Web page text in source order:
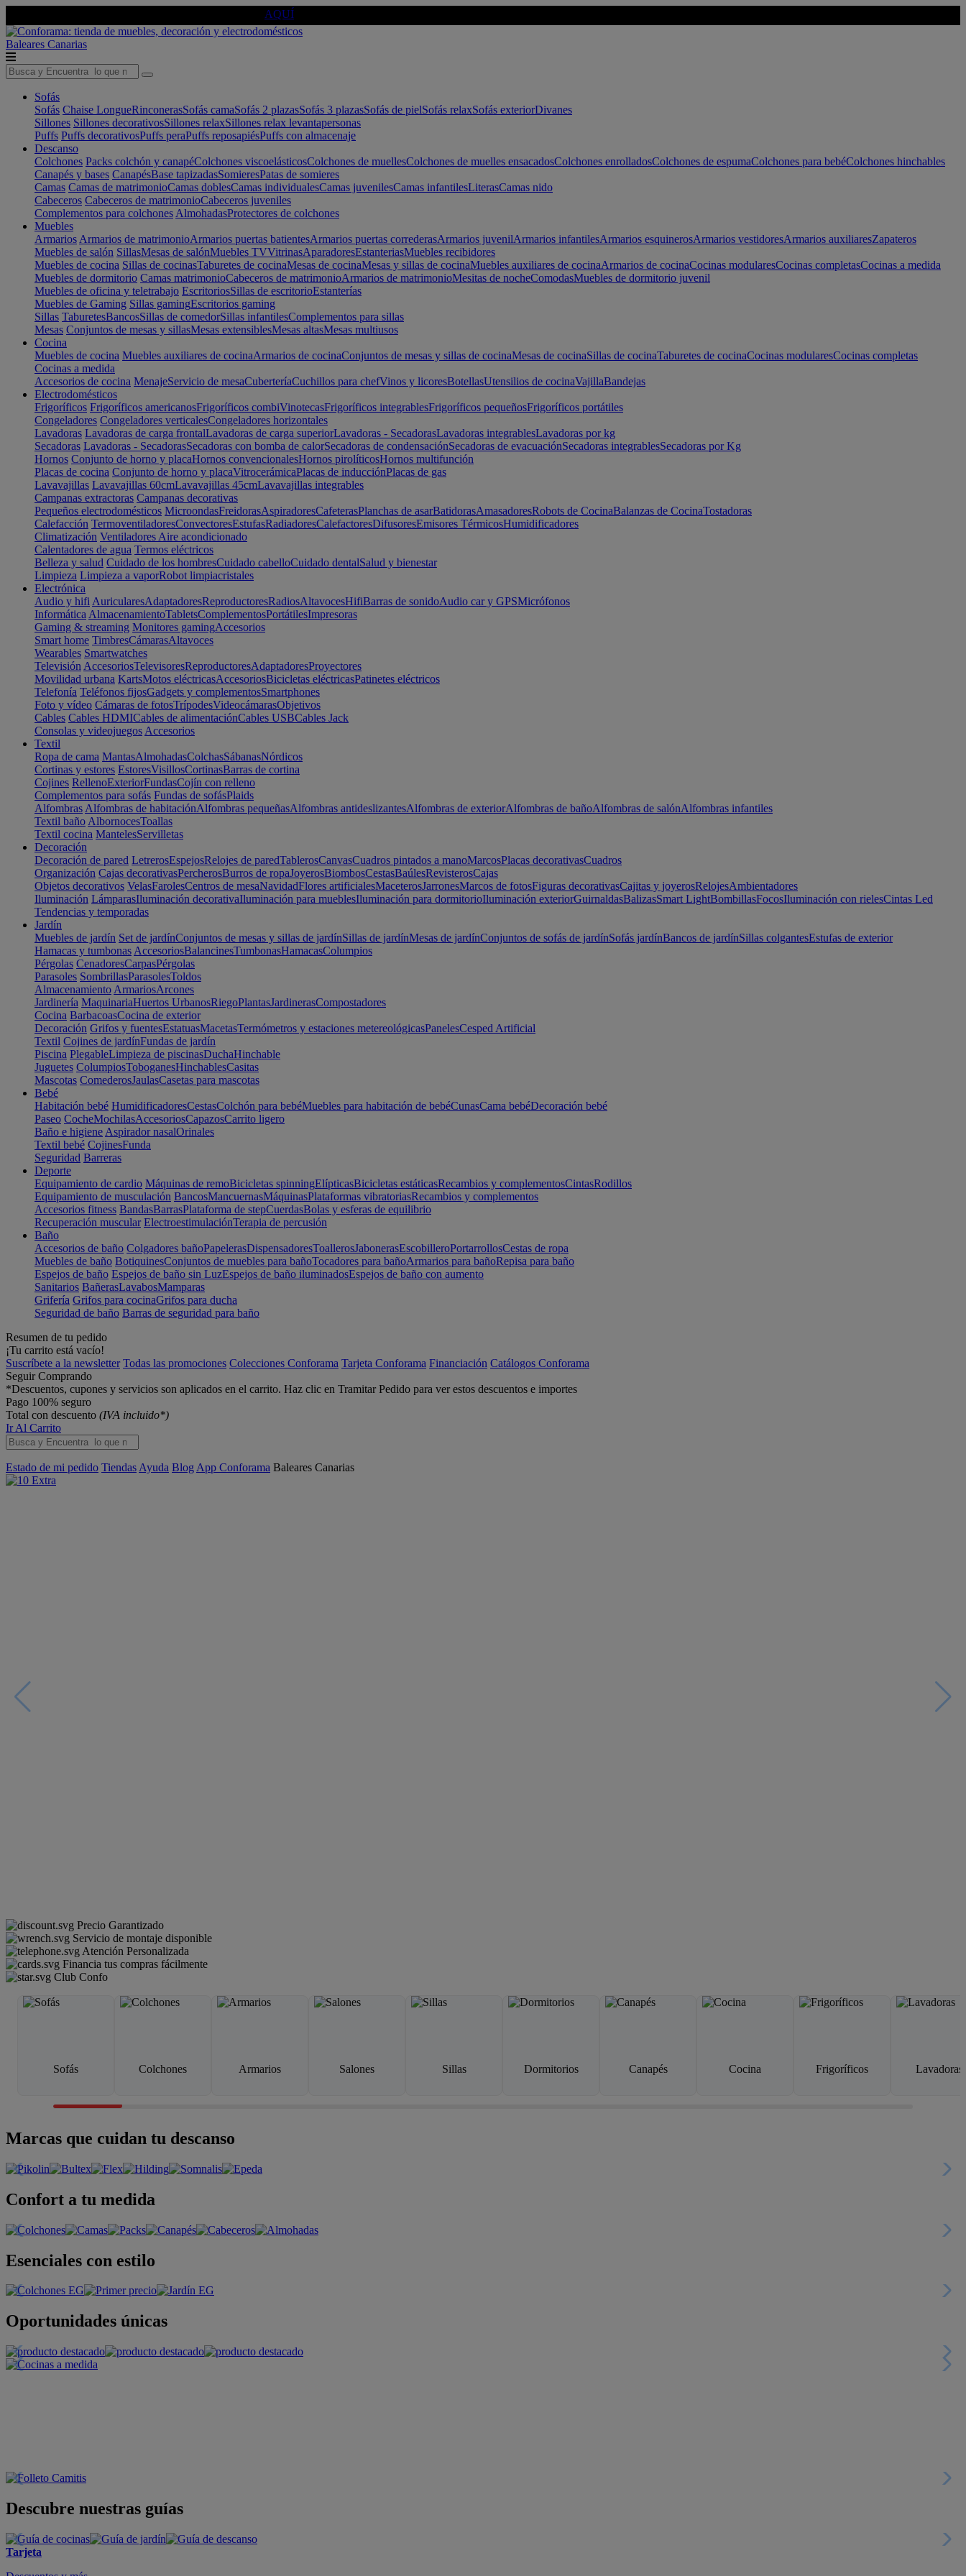
AQUÍ
Baleares Canarias
Sofás
Sofás Chaise LongueRinconerasSofás camaSofás 2 plazasSofás 3 plazasSofás de pielSofás relaxSofás exteriorDivanes
Sillones Sillones decorativosSillones relaxSillones relax levantapersonas
Puffs Puffs decorativosPuffs peraPuffs reposapiésPuffs con almacenaje
Descanso
Colchones Packs colchón y canapéColchones viscoelásticosColchones de muellesColchones de muelles ensacadosColchones enrolladosColchones de espumaColchones para bebéColchones hinchables
Canapés y bases CanapésBase tapizadasSomieresPatas de somieres
Camas Camas de matrimonioCamas doblesCamas individualesCamas juvenilesCamas infantilesLiterasCamas nido
Cabeceros Cabeceros de matrimonioCabeceros juveniles
Complementos para colchones AlmohadasProtectores de colchones
Muebles
Armarios Armarios de matrimonioArmarios puertas batientesArmarios puertas correderasArmarios juvenilArmarios infantilesArmarios esquinerosArmarios vestidoresArmarios auxiliaresZapateros
Muebles de salón SillasMesas de salónMuebles TVVitrinasAparadoresEstanteriasMuebles recibidores
Muebles de cocina Sillas de cocinasTaburetes de cocinaMesas de cocinaMesas y sillas de cocinaMuebles auxiliares de cocinaArmarios de cocinaCocinas modularesCocinas completasCocinas a medida
Muebles de dormitorio Camas matrimonioCabeceros de matrimonioArmarios de matrimonioMesitas de nocheComodasMuebles de dormitorio juvenil
Muebles de oficina y teletrabajo EscritoriosSillas de escritorioEstanterías
Muebles de Gaming Sillas gamingEscritorios gaming
Sillas TaburetesBancosSillas de comedorSillas infantilesComplementos para sillas
Mesas Conjuntos de mesas y sillasMesas extensiblesMesas altasMesas multiusos
Cocina
Muebles de cocina Muebles auxiliares de cocinaArmarios de cocinaConjuntos de mesas y sillas de cocinaMesas de cocinaSillas de cocinaTaburetes de cocinaCocinas modularesCocinas completas
Cocinas a medida
Accesorios de cocina MenajeServicio de mesaCuberteríaCuchillos para chefVinos y licoresBotellasUtensilios de cocinaVajillaBandejas
Electrodomésticos
Frigoríficos Frigoríficos americanosFrigoríficos combiVinotecasFrigoríficos integrablesFrigoríficos pequeñosFrigoríficos portátiles
Congeladores Congeladores verticalesCongeladores horizontales
Lavadoras Lavadoras de carga frontalLavadoras de carga superiorLavadoras - SecadorasLavadoras integrablesLavadoras por kg
Secadoras Lavadoras - SecadorasSecadoras con bomba de calorSecadoras de condensaciónSecadoras de evacuaciónSecadoras integrablesSecadoras por Kg
Hornos Conjunto de horno y placaHornos convencionalesHornos pirolíticosHornos multifunción
Placas de cocina Conjunto de horno y placaVitrocerámicaPlacas de inducciónPlacas de gas
Lavavajillas Lavavajillas 60cmLavavajillas 45cmLavavajillas integrables
Campanas extractoras Campanas decorativas
Pequeños electrodomésticos MicroondasFreidorasAspiradoresCafeterasPlanchas de asarBatidorasAmasadoresRobots de CocinaBalanzas de CocinaTostadoras
Calefacción TermoventiladoresConvectoresEstufasRadiadoresCalefactoresDifusoresEmisores TérmicosHumidificadores
Climatización Ventiladores Aire acondicionado
Calentadores de agua Termos eléctricos
Belleza y salud Cuidado de los hombresCuidado cabelloCuidado dentalSalud y bienestar
Limpieza Limpieza a vaporRobot limpiacristales
Electrónica
Audio y hifi AuricularesAdaptadoresReproductoresRadiosAltavocesHifiBarras de sonidoAudio car y GPSMicrófonos
Informática AlmacenamientoTabletsComplementosPortátilesImpresoras
Gaming & streaming Monitores gamingAccesorios
Smart home TimbresCámarasAltavoces
Wearables Smartwatches
Televisión AccesoriosTelevisoresReproductoresAdaptadoresProyectores
Movilidad urbana KartsMotos eléctricasAccesoriosBicicletas eléctricasPatinetes eléctricos
Telefonía Teléfonos fijosGadgets y complementosSmartphones
Foto y vídeo Cámaras de fotosTrípodesVideocámarasObjetivos
Cables Cables HDMICables de alimentaciónCables USBCables Jack
Consolas y videojuegos Accesorios
Textil
Ropa de cama MantasAlmohadasColchasSábanasNórdicos
Cortinas y estores EstoresVisillosCortinasBarras de cortina
Cojines RellenoExteriorFundasCojín con relleno
Complementos para sofás Fundas de sofásPlaids
Alfombras Alfombras de habitaciónAlfombras pequeñasAlfombras antideslizantesAlfombras de exteriorAlfombras de bañoAlfombras de salónAlfombras infantiles
Textil baño AlbornocesToallas
Textil cocina MantelesServilletas
Decoración
Decoración de pared LetrerosEspejosRelojes de paredTablerosCanvasCuadros pintados a manoMarcosPlacas decorativasCuadros
Organización Cajas decorativasPercherosBurros de ropaJoyerosBiombosCestasBaúlesRevisterosCajas
Objetos decorativos VelasFarolesCentros de mesaNavidadFlores artificialesMaceterosJarronesMarcos de fotosFiguras decorativasCajitas y joyerosRelojesAmbientadores
Iluminación LámparasIluminación decorativaIluminación para mueblesIluminación para dormitorioIluminación exteriorGuirnaldasBalizasSmart LightBombillasFocosIluminación con rielesCintas Led
Tendencias y temporadas
Jardín
Muebles de jardín Set de jardínConjuntos de mesas y sillas de jardínSillas de jardínMesas de jardínConjuntos de sofás de jardínSofás jardínBancos de jardínSillas colgantesEstufas de exterior
Hamacas y tumbonas AccesoriosBalancinesTumbonasHamacasColumpios
Pérgolas CenadoresCarpasPérgolas
Parasoles SombrillasParasolesToldos
Almacenamiento ArmariosArcones
Jardinería MaquinariaHuertos UrbanosRiegoPlantasJardinerasCompostadores
Cocina BarbacoasCocina de exterior
Decoración Grifos y fuentesEstatuasMacetasTermómetros y estaciones metereológicasPanelesCesped Artificial
Textil Cojines de jardínFundas de jardín
Piscina PlegableLimpieza de piscinasDuchaHinchable
Juguetes ColumpiosToboganesHinchablesCasitas
Mascotas ComederosJaulasCasetas para mascotas
Bebé
Habitación bebé HumidificadoresCestasColchón para bebéMuebles para habitación de bebéCunasCama bebéDecoración bebé
Paseo CocheMochilasAccesoriosCapazosCarrito ligero
Baño e higiene Aspirador nasalOrinales
Textil bebé CojinesFunda
Seguridad Barreras
Deporte
Equipamiento de cardio Máquinas de remoBicicletas spinningElípticasBicicletas estáticasRecambios y complementosCintasRodillos
Equipamiento de musculación BancosMancuernasMáquinasPlataformas vibratoriasRecambios y complementos
Accesorios fitness BandasBarrasPlataforma de stepCuerdasBolas y esferas de equilibrio
Recuperación muscular ElectroestimulaciónTerapia de percusión
Baño
Accesorios de baño Colgadores bañoPapelerasDispensadoresToallerosJabonerasEscobilleroPortarrollosCestas de ropa
Muebles de baño BotiquinesConjuntos de muebles para bañoTocadores para bañoArmarios para bañoRepisa para baño
Espejos de baño Espejos de baño sin LuzEspejos de baño iluminadosEspejos de baño con aumento
Sanitarios BañerasLavabosMamparas
Grifería Grifos para cocinaGrifos para ducha
Seguridad de baño Barras de seguridad para baño
Resumen de tu pedido
¡Tu carrito está vacío!
Suscríbete a la newsletter Todas las promociones Colecciones Conforama Tarjeta Conforama Financiación Catálogos Conforama
Seguir Comprando
*Descuentos, cupones y servicios son aplicados en el carrito. Haz clic en Tramitar Pedido para ver estos descuentos e importes
Pago 100% seguro
Total con descuento (IVA incluido*)
Ir Al Carrito
Estado de mi pedido Tiendas Ayuda Blog App Conforama Baleares Canarias
Precio Garantizado
Servicio de montaje disponible
Atención Personalizada
Financia tus compras fácilmente
Club Confo
Sofás Colchones Armarios Salones Sillas Dormitorios Canapés Cocina Frigoríficos Lavadoras
Marcas que cuidan tu descanso
Confort a tu medida
Esenciales con estilo
Oportunidades únicas
Descubre nuestras guías
Tarjeta